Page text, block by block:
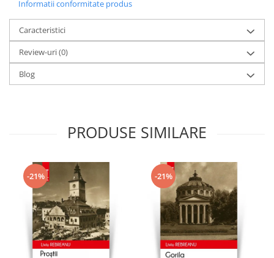
Informatii conformitate produs
Caracteristici
Review-uri(0)
Blog
PRODUSE SIMILARE
-21% -21%